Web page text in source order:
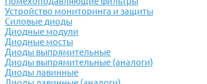
Устройство мониторинга и защиты
Силовые диоды
Диодные модули
Диодные мосты
Диоды выпрямительные
Диоды выпрямительные (аналоги)
Диоды лавинные